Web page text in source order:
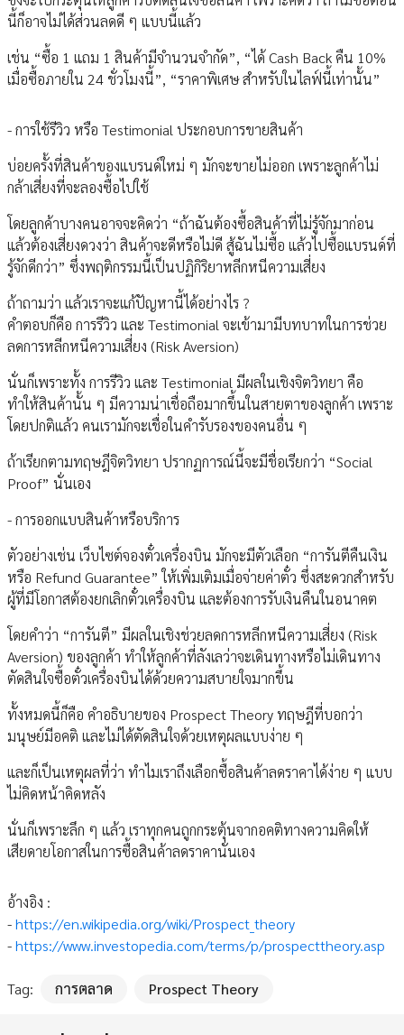
นี้ก็อาจไม่ได้ส่วนลดดี ๆ แบบนี้แล้ว
เช่น “ซื้อ 1 แถม 1 สินค้ามีจำนวนจำกัด”, “ได้ Cash Back คืน 10%
เมื่อซื้อภายใน 24 ชั่วโมงนี้”, “ราคาพิเศษ สำหรับในไลฟ์นี้เท่านั้น”
- การใช้รีวิว หรือ Testimonial ประกอบการขายสินค้า
บ่อยครั้งที่สินค้าของแบรนด์ใหม่ ๆ มักจะขายไม่ออก เพราะลูกค้าไม่
กล้าเสี่ยงที่จะลองซื้อไปใช้
โดยลูกค้าบางคนอาจจะคิดว่า “ถ้าฉันต้องซื้อสินค้าที่ไม่รู้จักมาก่อน
แล้วต้องเสี่ยงดวงว่า สินค้าจะดีหรือไม่ดี สู้ฉันไม่ซื้อ แล้วไปซื้อแบรนด์ที่
รู้จักดีกว่า” ซึ่งพฤติกรรมนี้เป็นปฏิกิริยาหลีกหนีความเสี่ยง
ถ้าถามว่า แล้วเราจะแก้ปัญหานี้ได้อย่างไร ?
คำตอบก็คือ การรีวิว และ Testimonial จะเข้ามามีบทบาทในการช่วย
ลดการหลีกหนีความเสี่ยง (Risk Aversion)
นั่นก็เพราะทั้ง การรีวิว และ Testimonial มีผลในเชิงจิตวิทยา คือ
ทำให้สินค้านั้น ๆ มีความน่าเชื่อถือมากขึ้นในสายตาของลูกค้า เพราะ
โดยปกติแล้ว คนเรามักจะเชื่อในคำรับรองของคนอื่น ๆ
ถ้าเรียกตามทฤษฎีจิตวิทยา ปรากฏการณ์นี้จะมีชื่อเรียกว่า “Social
Proof” นั่นเอง
- การออกแบบสินค้าหรือบริการ
ตัวอย่างเช่น เว็บไซต์จองตั๋วเครื่องบิน มักจะมีตัวเลือก “การันตีคืนเงิน
หรือ Refund Guarantee” ให้เพิ่มเติมเมื่อจ่ายค่าตั๋ว ซึ่งสะดวกสำหรับ
ผู้ที่มีโอกาสต้องยกเลิกตั๋วเครื่องบิน และต้องการรับเงินคืนในอนาคต
โดยคำว่า “การันตี” มีผลในเชิงช่วยลดการหลีกหนีความเสี่ยง (Risk
Aversion) ของลูกค้า ทำให้ลูกค้าที่ลังเลว่าจะเดินทางหรือไม่เดินทาง
ตัดสินใจซื้อตั๋วเครื่องบินได้ด้วยความสบายใจมากขึ้น
ทั้งหมดนี้ก็คือ คำอธิบายของ Prospect Theory ทฤษฎีที่บอกว่า
มนุษย์มีอคติ และไม่ได้ตัดสินใจด้วยเหตุผลแบบง่าย ๆ
และก็เป็นเหตุผลที่ว่า ทำไมเราถึงเลือกซื้อสินค้าลดราคาได้ง่าย ๆ แบบ
ไม่คิดหน้าคิดหลัง
นั่นก็เพราะลึก ๆ แล้ว เราทุกคนถูกกระตุ้นจากอคติทางความคิดให้
เสียดายโอกาสในการซื้อสินค้าลดราคานั่นเอง
อ้างอิง :
-https://en.wikipedia.org/wiki/Prospect_theory
-https://www.investopedia.com/terms/p/prospecttheory.asp
Tag: การตลาด Prospect Theory